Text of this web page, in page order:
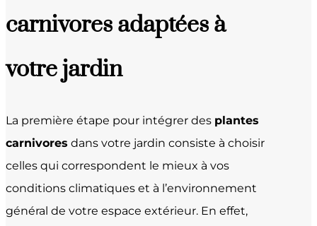
carnivores adaptées à
votre jardin
La première étape pour intégrer des plantes
carnivores dans votre jardin consiste à choisir
celles qui correspondent le mieux à vos
conditions climatiques et à l’environnement
général de votre espace extérieur. En effet,